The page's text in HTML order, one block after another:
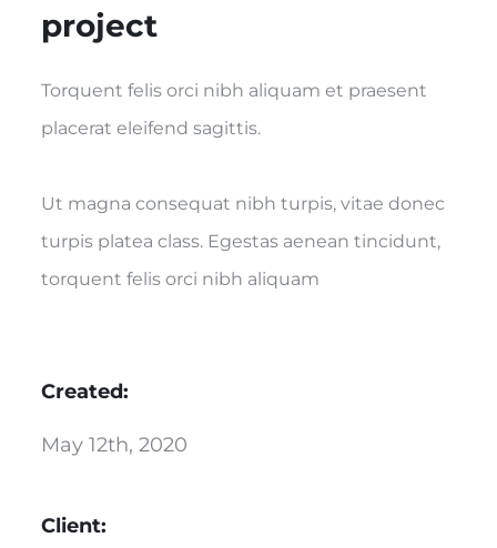
project
Torquent felis orci nibh aliquam et praesent
placerat eleifend sagittis.
Ut magna consequat nibh turpis, vitae donec
turpis platea class. Egestas aenean tincidunt,
torquent felis orci nibh aliquam
Created:
May 12th, 2020
Client: